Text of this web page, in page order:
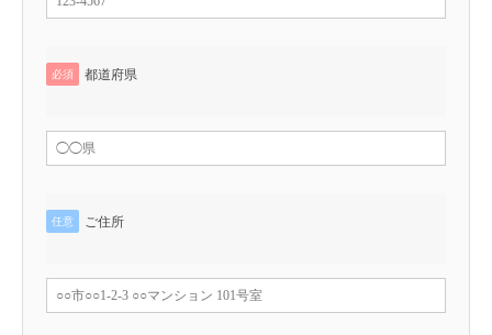
必須 都道府県
任意 ご住所